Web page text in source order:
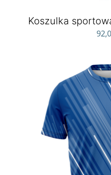
Koszulka